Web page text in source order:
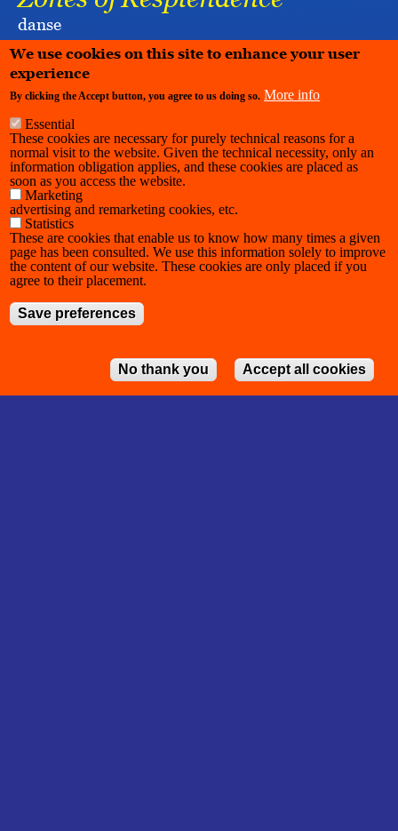
danse
LES HALLES DE SCHAERBEEK
We use cookies on this site to enhance your user
experience
By clicking the Accept button, you agree to us doing so. More info
Essential
These cookies are necessary for purely technical reasons for a
normal visit to the website. Given the technical necessity, only an
information obligation applies, and these cookies are placed as
soon as you access the website.
Marketing
advertising and remarketing cookies, etc.
Statistics
These are cookies that enable us to know how many times a given
page has been consulted. We use this information solely to improve
the content of our website. These cookies are only placed if you
agree to their placement.
Save preferences
No thank you Accept all cookies